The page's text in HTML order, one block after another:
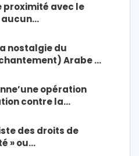
proximité avec le
aucun…
nostalgie du
Arabe …
opération
contre la…
des droits de
» ou…